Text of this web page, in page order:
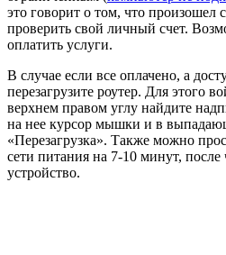
это говорит о том, что произошел
проверить свой личный счет.
оплатить услуги.
В случае если все оплачено, а
перезагрузите роутер. Для этого
верхнем правом углу найдите
на нее курсор мышки и в
«Перезагрузка». Также можно
сети питания на 7-10 минут, после
устройство.